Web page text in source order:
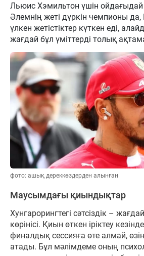
Льюис Хэмильтон үшін ойдағыдай
Әлемнің жеті дүркін чемпионы
үлкен жетістіктер күткен еді,
жағдай бұл үміттерді толық
фото: ашық дереккөздерден алынған
Маусымдағы қиындықтар
Хунгарорингтегі сәтсіздік –
көрінісі. Қиын өткен іріктеу
финалдық сессияға өте алмай,
атады. Бұл мәлімдеме оның